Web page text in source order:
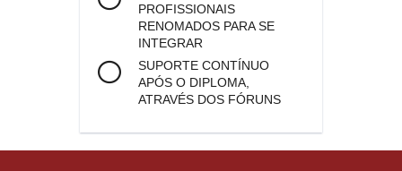
PROFISSIONAIS
RENOMADOS PARA SE
INTEGRAR
SUPORTE CONTÍNUO
APÓS O DIPLOMA,
ATRAVÉS DOS FÓRUNS